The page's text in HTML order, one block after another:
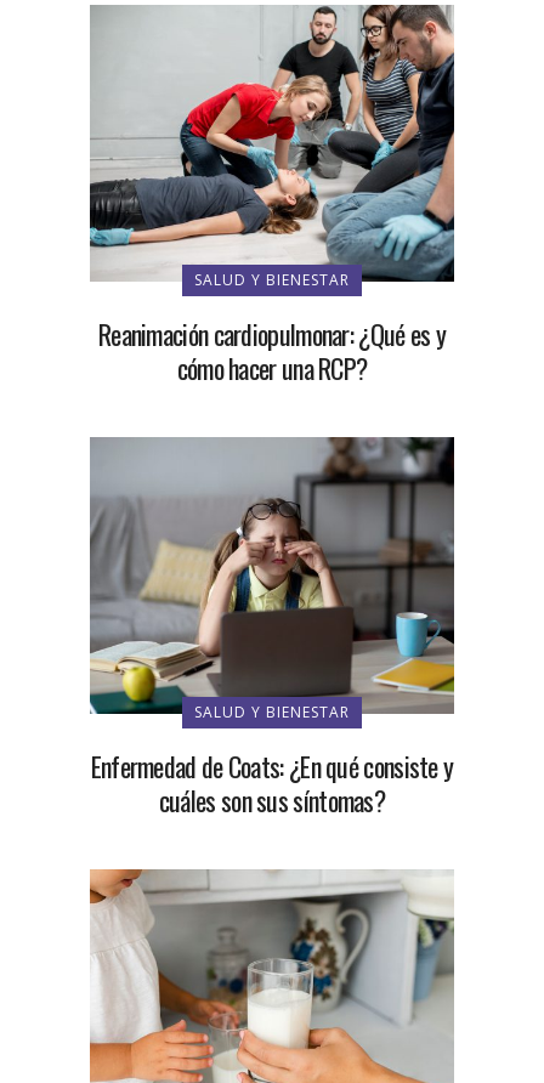
SALUD Y BIENESTAR
Reanimación cardiopulmonar: ¿Qué es y
cómo hacer una RCP?
SALUD Y BIENESTAR
Enfermedad de Coats: ¿En qué consiste y
cuáles son sus síntomas?